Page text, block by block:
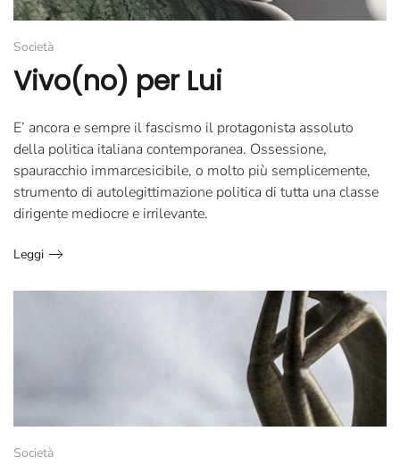
Società
Vivo(no) per Lui
E’ ancora e sempre il fascismo il protagonista assoluto
della politica italiana contemporanea. Ossessione,
spauracchio immarcesicibile, o molto più semplicemente,
strumento di autolegittimazione politica di tutta una classe
dirigente mediocre e irrilevante.
Leggi
Società